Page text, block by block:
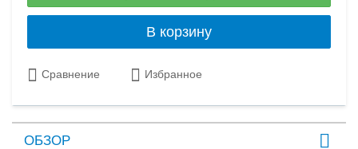
В корзину
Сравнение Избранное
ОБЗОР